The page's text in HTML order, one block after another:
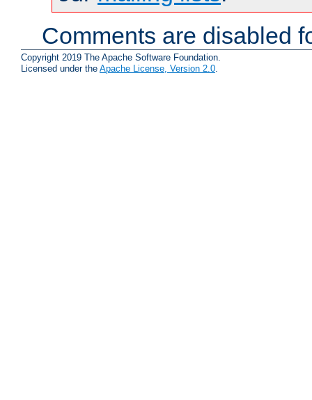
Comments are disabled
Copyright 2019 The Apache Software Foundation.
Licensed under the Apache License, Version 2.0.